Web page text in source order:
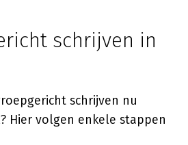
schrijven in
schrijven nu
Hier volgen enkele stappen